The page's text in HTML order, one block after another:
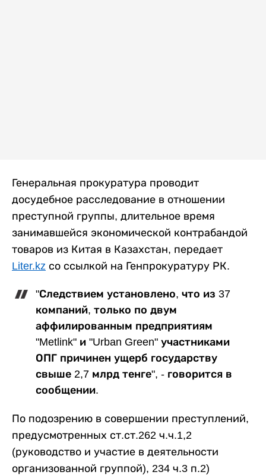
Генеральная прокуратура проводит
досудебное расследование в отношении
преступной группы, длительное время
занимавшейся экономической контрабандой
товаров из Китая в Казахстан, передает
Liter.kz со ссылкой на Генпрокуратуру РК.
"Следствием установлено, что из 37
компаний, только по двум
аффилированным предприятиям
"Metlink" и "Urban Green" участниками
ОПГ причинен ущерб государству
свыше 2,7 млрд тенге", - говорится в
сообщении.
По подозрению в совершении преступлений,
предусмотренных ст.ст.262 ч.ч.1,2
(руководство и участие в деятельности
организованной группой), 234 ч.3 п.2)